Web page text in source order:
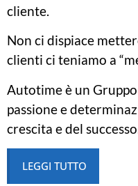
cliente.
Non ci dispiace
clienti ci teniamo a
Autotime è un
passione e
crescita e del successo.
LEGGI TUTTO